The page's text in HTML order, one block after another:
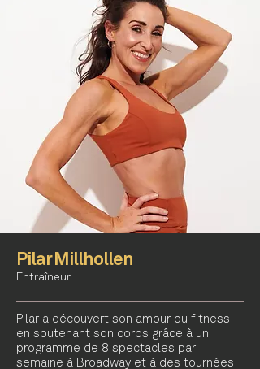
Pilar Millhollen
Entraîneur
Pilar a découvert son amour du fitness
en soutenant son corps grâce à un
programme de 8 spectacles par
semaine à Broadway et à des tournées